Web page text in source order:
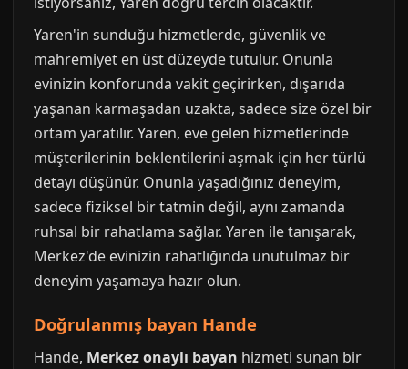
Yaren'in sunduğu hizmetlerde, güvenlik ve
mahremiyet en üst düzeyde tutulur. Onunla
evinizin konforunda vakit geçirirken, dışarıda
yaşanan karmaşadan uzakta, sadece size özel bir
ortam yaratılır. Yaren, eve gelen hizmetlerinde
müşterilerinin beklentilerini aşmak için her türlü
detayı düşünür. Onunla yaşadığınız deneyim,
sadece fiziksel bir tatmin değil, aynı zamanda
ruhsal bir rahatlama sağlar. Yaren ile tanışarak,
Merkez'de evinizin rahatlığında unutulmaz bir
deneyim yaşamaya hazır olun.
Doğrulanmış bayan Hande
Hande, Merkez onaylı bayan hizmeti sunan bir